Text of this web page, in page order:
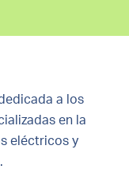
a los
en la
eléctricos y